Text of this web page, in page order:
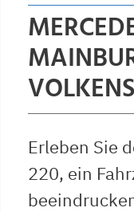
Erleben Sie
220, ein